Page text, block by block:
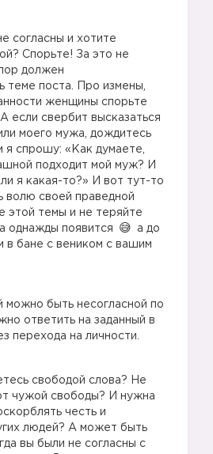
согласны и хотите
Спорьте! За это не
должен
теме поста. Про измены,
женщины спорьте
если свербит высказаться
моего мужа, дождитесь
я спрошу: «Как думаете,
подходит мой муж? И
я какая-то?» И вот тут-то
волю своей праведной
этой темы и не теряйте
однажды появится
а до
в бане с веником с вашим
можно быть несогласной по
ответить на заданный в
перехода на личности.
свободой слова? Не
чужой свободы? И нужна
честь и
людей? А может быть
вы были не согласны с